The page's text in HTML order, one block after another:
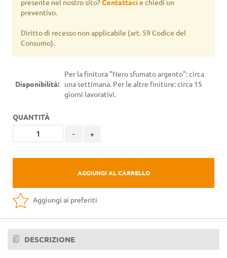
presente nel nostro sito?Contattacie chiedi un
preventivo.
Diritto di recesso non applicabile (art. 59 Codice del
Consumo).
Disponibilità:
Per la finitura "Nero sfumato argento": circa
una settimana. Per le altre finiture: circa 15
giorni lavorativi.
QUANTITÀ
- +
AGGIUNGI AL CARRELLO
Aggiungi ai preferiti
DESCRIZIONE